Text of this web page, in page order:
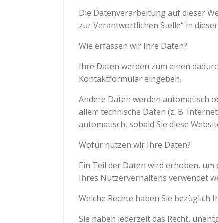
Die Datenverarbeitung auf dieser
zur Verantwortlichen Stelle“ in
Wie erfassen wir Ihre Daten?
Ihre Daten werden zum einen
Kontaktformular eingeben.
Andere Daten werden automatisch
allem technische Daten (z. B.
automatisch, sobald Sie diese
Wofür nutzen wir Ihre Daten?
Ein Teil der Daten wird erhoben,
Ihres Nutzerverhaltens verwendet
Welche Rechte haben Sie bezüglich
Sie haben jederzeit das Recht,